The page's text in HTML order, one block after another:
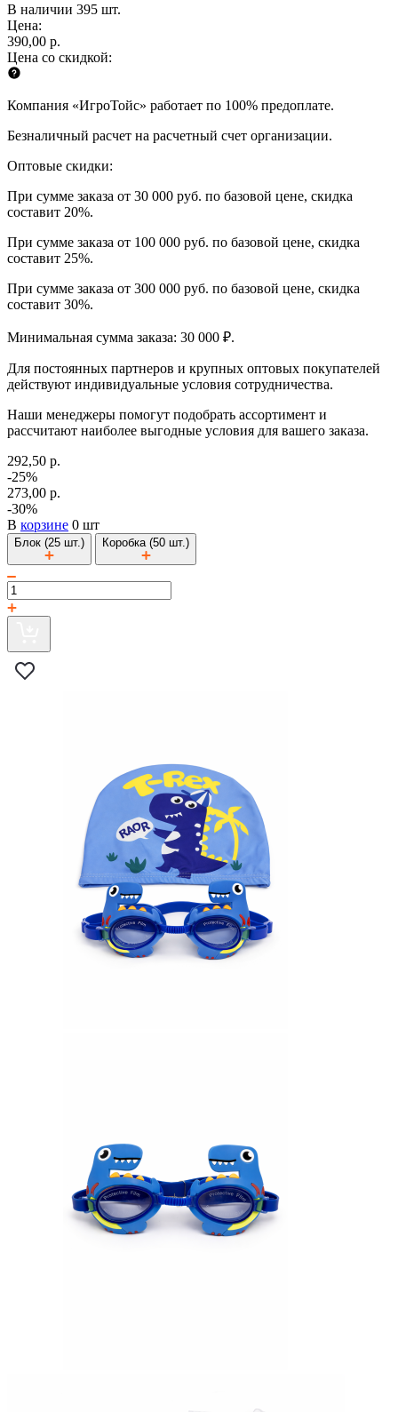
В наличии 395 шт.
Цена:
390,00 р.
Цена со скидкой:
Компания «ИгроТойс» работает по 100% предоплате.
Безналичный расчет на расчетный счет организации.
Оптовые скидки:
При сумме заказа от 30 000 руб. по базовой цене, скидка
составит 20%.
При сумме заказа от 100 000 руб. по базовой цене, скидка
составит 25%.
При сумме заказа от 300 000 руб. по базовой цене, скидка
составит 30%.
Минимальная сумма заказа: 30 000 ₽.
Для постоянных партнеров и крупных оптовых покупателей
действуют индивидуальные условия сотрудничества.
Наши менеджеры помогут подобрать ассортимент и
рассчитают наиболее выгодные условия для вашего заказа.
292,50 р.
-25%
273,00 р.
-30%
В корзине 0 шт
Блок (25 шт.) Коробка (50 шт.)